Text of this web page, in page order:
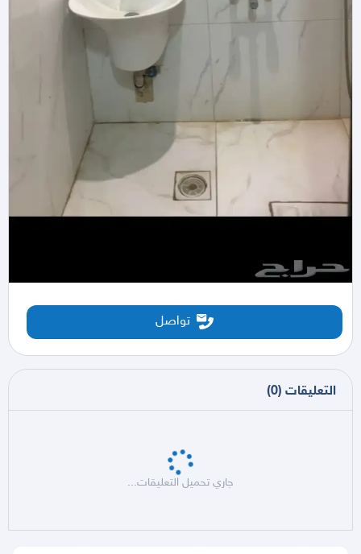
تواصل
التعليقات (
0
)
جاري تحميل التعليقات...